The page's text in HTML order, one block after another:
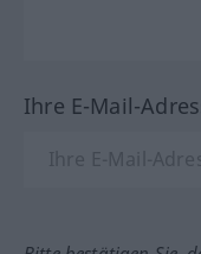
Ihre E-Mail-